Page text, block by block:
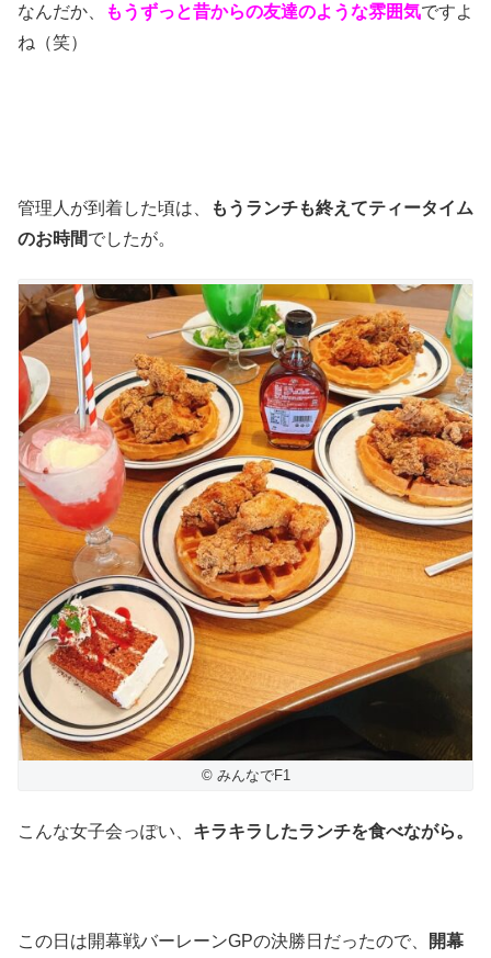
なんだか、 もうずっと昔からの友達のような雰囲気ですよ
ね（笑）
管理人が到着した頃は、
もうランチも終えてティータイム
のお時間でしたが。
© みんなでF1
こんな女子会っぽい、 キラキラしたランチを食べながら。
この日は開幕戦バーレーンGPの決勝日だったので、
開幕